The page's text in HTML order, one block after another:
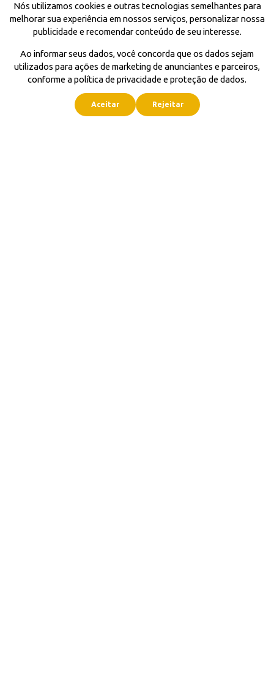
Nós utilizamos cookies e outras tecnologias semelhantes para
melhorar sua experiência em nossos serviços, personalizar nossa
publicidade e recomendar conteúdo de seu interesse.
Ao informar seus dados, você concorda que os dados sejam
utilizados para ações de marketing de anunciantes e parceiros,
conforme a política de privacidade e proteção de dados.
Aceitar Rejeitar